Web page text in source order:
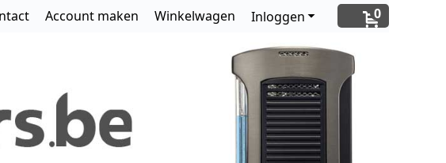
0
Inloggen
Account maken Winkelwagen